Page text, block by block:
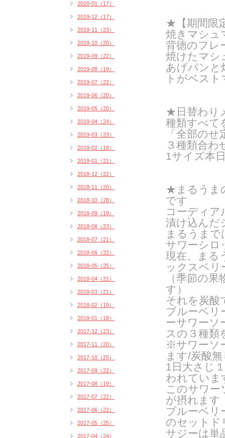
★【期間限
焼きマシュ
背徳のフレ
焼けたマシ
あげパンと
トがベス
★日替わり
種類すべて
「全部の
３種類合わ
1サイズ本
★まるうま
です
コーディア
漬け込んだ
まるうま
サワーシロ
現在、まる
ックスベリ
（季節の
す）
それを炭酸
ブルーベリ
ーサワーソ
スの３種類
※サワーソ
ます/炭酸
1日大さじ
われていま
このサワー
が摂れます
ブルーベリ
のセットド
サジーは単
2020-01（17）
2019-12（17）
2019-11（23）
2019-10（20）
2019-09（22）
2019-08（19）
2019-07（22）
2019-06（20）
2019-05（20）
2019-04（24）
2019-03（23）
2019-02（18）
2019-01（21）
2018-12（22）
2018-11（20）
2018-10（28）
2018-09（19）
2018-08（23）
2018-07（21）
2018-06（22）
2018-05（25）
2018-04（21）
2018-03（21）
2018-02（19）
2018-01（18）
2017-12（23）
2017-11（20）
2017-10（25）
2017-09（22）
2017-08（19）
2017-07（22）
2017-06（22）
2017-05（25）
2017-04（24）